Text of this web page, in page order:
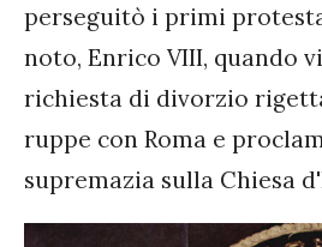
perseguitò i primi
noto, Enrico VIII, quando
richiesta di divorzio
ruppe con Roma e
supremazia sulla Chiesa